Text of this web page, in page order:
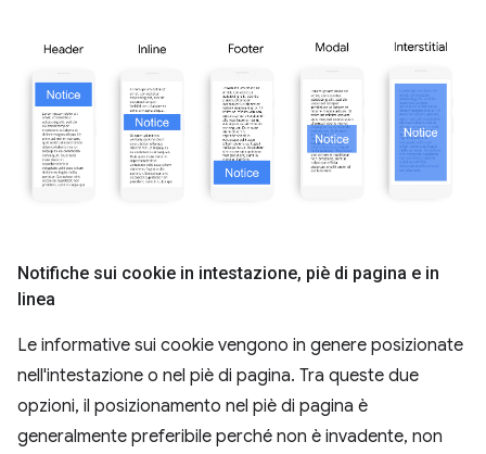
Notifiche sui cookie in intestazione, piè di pagina e in
linea
Le informative sui cookie vengono in genere posizionate
nell'intestazione o nel piè di pagina. Tra queste due
opzioni, il posizionamento nel piè di pagina è
generalmente preferibile perché non è invadente, non